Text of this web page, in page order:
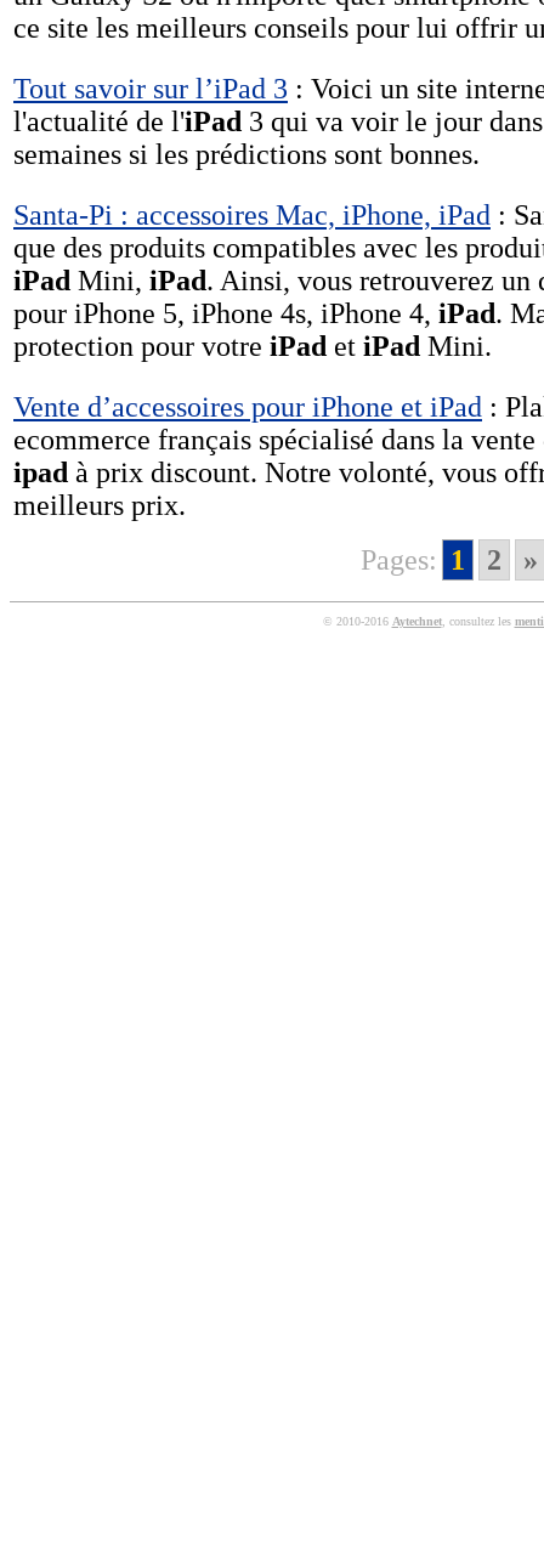
ce site les meilleurs conseils pour lui offrir
Tout savoir sur l’iPad 3 : Voici un site
l'actualité de l'iPad 3 qui va voir le jour
semaines si les prédictions sont bonnes.
Santa-Pi : accessoires Mac, iPhone, iPad :
que des produits compatibles avec les
iPad Mini, iPad. Ainsi, vous retrouverez un
pour iPhone 5, iPhone 4s, iPhone 4, iPad.
protection pour votre iPad et iPad Mini.
Vente d’accessoires pour iPhone et iPad :
ecommerce français spécialisé dans la
ipad à prix discount. Notre volonté, vous
meilleurs prix.
Pages: 1 2 »
© 2010-2016 Aytechnet, consultez les